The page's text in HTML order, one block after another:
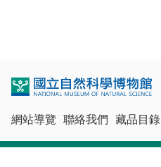
網站導覽 聯絡我們 藏品目錄